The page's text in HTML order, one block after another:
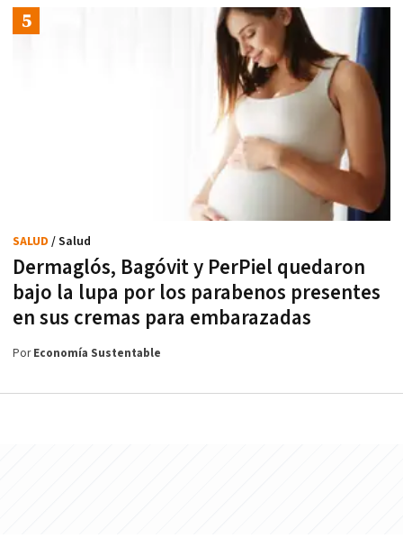
Dermaglós, Bagóvit y PerPiel quedaron
bajo la lupa por los parabenos presentes
en sus cremas para embarazadas
SALUD / Salud
PorEconomía Sustentable